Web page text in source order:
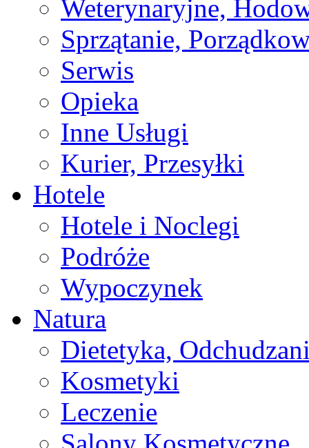
Weterynaryjne,
Sprzątanie,
Serwis
Opieka
Inne Usługi
Kurier, Przesyłki
Hotele
Hotele i Noclegi
Podróże
Wypoczynek
Natura
Dietetyka,
Kosmetyki
Leczenie